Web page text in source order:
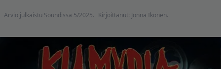
Arvio julkaistu Soundissa 5/2025. Kirjoittanut: Jonna Ikonen.